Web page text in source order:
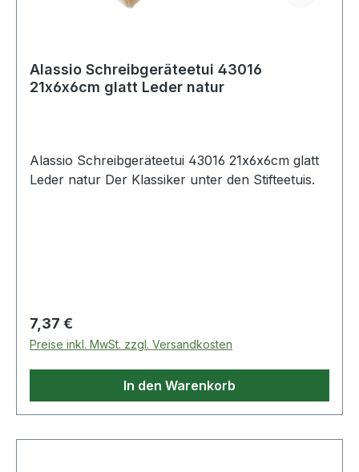
Alassio Schreibgeräteetui 43016
21x6x6cm glatt Leder natur
Alassio Schreibgeräteetui 43016 21x6x6cm glatt
Leder natur Der Klassiker unter den Stifteetuis.
Regulärer Preis:
7,37 €
Preise inkl. MwSt. zzgl. Versandkosten
In den Warenkorb